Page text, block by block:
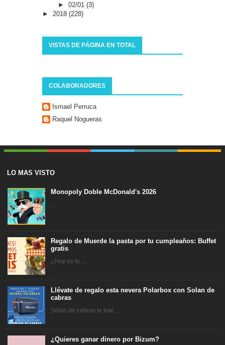
►02/01(3)
► 2018 (228)
VISTAS DE PÁGINA EN TOTAL
COLABORADORES
Ismael Perruca
Raquel Nogueras
LO MAS VISTO
Monopoly Doble McDonald's 2026
...
Regalo de Muerde la pasta por tu cumpleaños: Buffet
gratis
¿Hoy es tu ...
Llévate de regalo esta nevera Polarbox con Solan de
cabras
Solan de cabras te trae ...
¿Quieres ganar dinero por Bizum?